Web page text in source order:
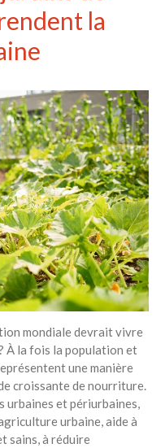
la
mondiale devrait vivre
À la fois la population et
une manière
croissante de nourriture.
urbaines et périurbaines,
urbaine, aide à
sains, à réduire